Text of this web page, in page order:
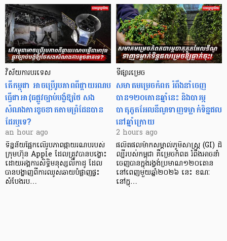
វិស័យការបរទេស
តើកម្ពុជា អាចប្រើរូបភាពពីផ្កាយរណប
ធ្វើជាអាវុធផ្លូវច្បាប់បង្ខំឱ្យថៃ សង
សំណងការខូចខាតតាមព្រំដែនបាន
ដែរឬទេ?​
an hour ago
ទិន្នន័យផ្អែកលើរូបភាពផ្កាយរណបរបស់
ក្រុមហ៊ុន Apple ដែលត្រូវបានបង្ហោះ
ដោយអង្គការសិទ្ធិមនុស្សលីកាដូ ដែល
បានបង្ហាញពីការឈូសឆាយបំផ្លាញផ្ទះ
សំបែងរប…
ទីផ្សារម្រេច
សមាគមម្រេចកំពត រំពឹងនាំចេញ
បាន១២០តោនឆ្នាំនេះ និងបារម្ភ
បាតុភូតអែលនីណូទាញទម្លាក់ទិន្នផល
នៅឆ្នាំក្រោយ
2 hours ago
ផលិតផលម៉ាកសម្គាល់ភូមិសាស្ត្រ (GI) ដ៏
ល្បីរបស់កម្ពុជា គឺម្រេចកំពត រំពឹងអាចនាំ
ចេញបានក្នុងរង្វង់ប្រមាណ១២០តោន
នៅពេញមួយឆ្នាំ២០២៦ នេះ ខណៈ
នៅក្នុ…